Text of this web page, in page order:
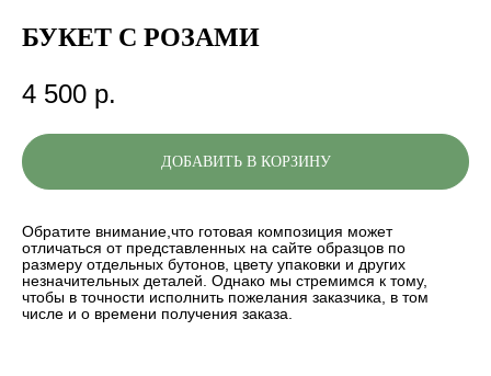
БУКЕТ С РОЗАМИ
4 500 р.
ДОБАВИТЬ В КОРЗИНУ
Обратите внимание,что готовая композиция может
отличаться от представленных на сайте образцов по
размеру отдельных бутонов, цвету упаковки и других
незначительных деталей. Однако мы стремимся к тому,
чтобы в точности исполнить пожелания заказчика, в том
числе и о времени получения заказа.